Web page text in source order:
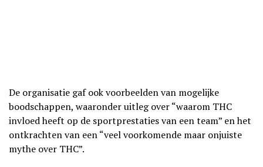
De organisatie gaf ook voorbeelden van mogelijke
boodschappen, waaronder uitleg over “waarom THC
invloed heeft op de sportprestaties van een team” en het
ontkrachten van een “veel voorkomende maar onjuiste
mythe over THC”.